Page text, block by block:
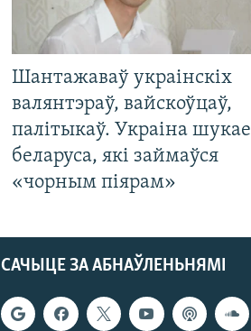
Шантажаваў украінскіх
валянтэраў, вайскоўцаў,
палітыкаў. Украіна шукае
беларуса, які займаўся
«чорным піярам»
САЧЫЦЕ ЗА АБНАЎЛЕНЬНЯМІ